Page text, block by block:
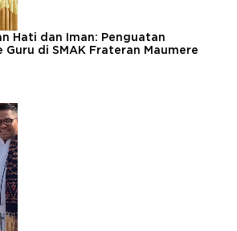
Hati dan Iman: Penguatan
Guru di SMAK Frateran Maumere